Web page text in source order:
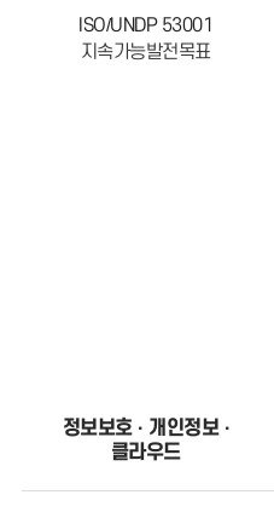
ISO/UNDP 53001
지속가능발전목표
정보보호 · 개인정보 ·
클라우드